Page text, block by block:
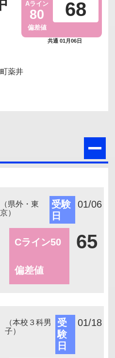
Aライン
80
偏差値
68
共通 01月06日
薬井
（県外・東
京）
受験
日
01/06
Cライン50
偏差値
65
（本校３科男
子）
受
験
日
01/18